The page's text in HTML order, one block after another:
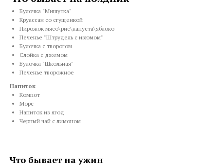
Булочка "Мишутка"
Круассан со сгущенкой
Пирожок мясо\рис\капуста\яблоко
Печенье "Штрудель с изюмом"
Булочка с творогом
Слойка с джемом
Булочка "Школьная"
Печенье творожное
Напиток
Компот
Морс
Напиток из ягод
Черный чай с лимоном
Что бывает на ужин